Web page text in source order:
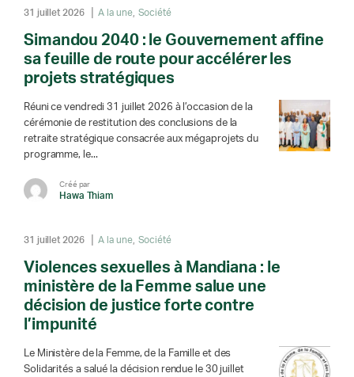
31 juillet 2026 A la une Société
Simandou 2040 : le Gouvernement affine
sa feuille de route pour accélérer les
projets stratégiques
Réuni ce vendredi 31 juillet 2026 à l’occasion de la
cérémonie de restitution des conclusions de la
retraite stratégique consacrée aux mégaprojets du
programme, le...
Créé par
Hawa Thiam
31 juillet 2026 A la une Société
Violences sexuelles à Mandiana : le
ministère de la Femme salue une
décision de justice forte contre
l’impunité
Le Ministère de la Femme, de la Famille et des
Solidarités a salué la décision rendue le 30 juillet